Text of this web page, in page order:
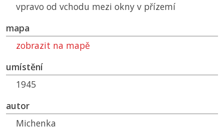
vpravo od vchodu mezi okny v přízemí
mapa
zobrazit na mapě
umístění
1945
autor
Michenka